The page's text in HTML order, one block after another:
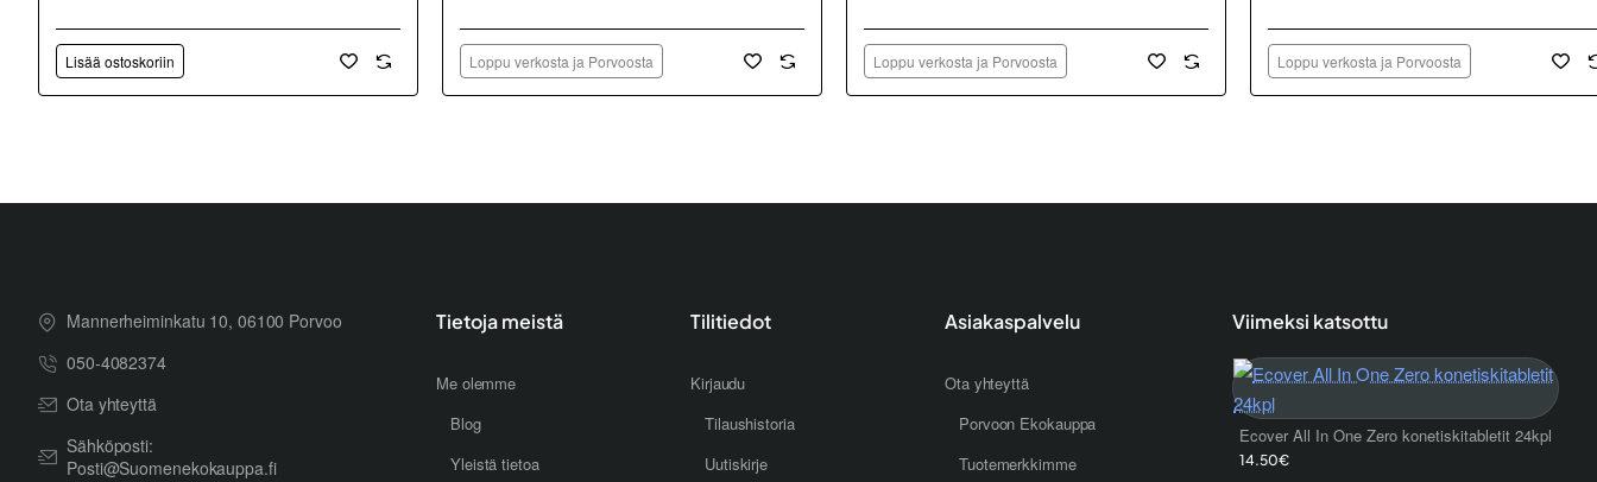
Lisää ostoskoriin Loppu verkosta ja Porvoosta Loppu verkosta ja Porvoosta Loppu verkosta ja Porvoosta
Mannerheiminkatu 10, 06100 Porvoo
050-4082374
Ota yhteyttä
Sähköposti:
Posti@Suomenekokauppa.fi
Tietoja meistä
Me olemme
Blog
Yleistä tietoa
Tilitiedot
Kirjaudu
Tilaushistoria
Uutiskirje
Asiakaspalvelu
Ota yhteyttä
Porvoon Ekokauppa
Tuotemerkkimme
Viimeksi katsottu
Ecover All In One Zero konetiskitabletit 24kpl
14.50€